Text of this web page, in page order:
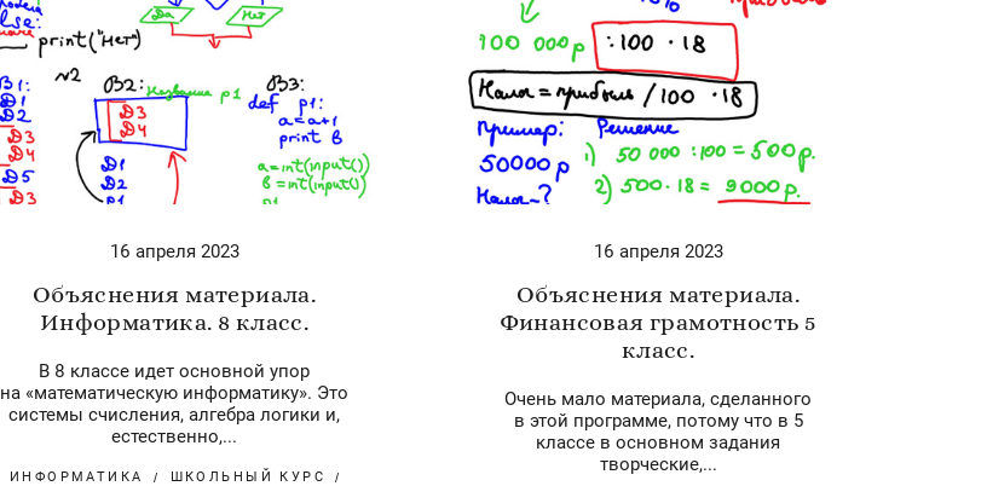
16 апреля 2023
Объяснения материала.
Информатика. 8 класс.
В 8 классе идет основной упор
на «математическую информатику». Это
системы счисления, алгебра логики и,
естественно,...
ИНФОРМАТИКА
ШКОЛЬНЫЙ КУРС
16 апреля 2023
Объяснения материала.
Финансовая грамотность 5
класс.
Очень мало материала, сделанного
в этой программе, потому что в 5
классе в основном задания
творческие,...